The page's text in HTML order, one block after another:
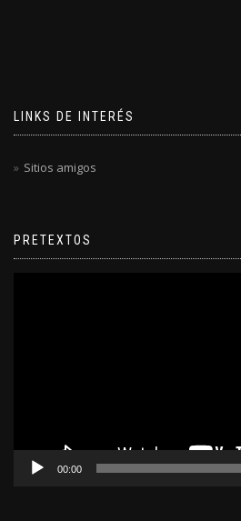
LINKS DE INTERÉS
Sitios amigos
PRETEXTOS
00:00